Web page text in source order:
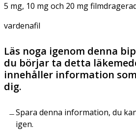
5 mg, 10 mg och 20 mg
vardenafil
Läs noga igenom denna
du börjar ta detta
innehåller information
dig.
Spara denna information, du
igen.